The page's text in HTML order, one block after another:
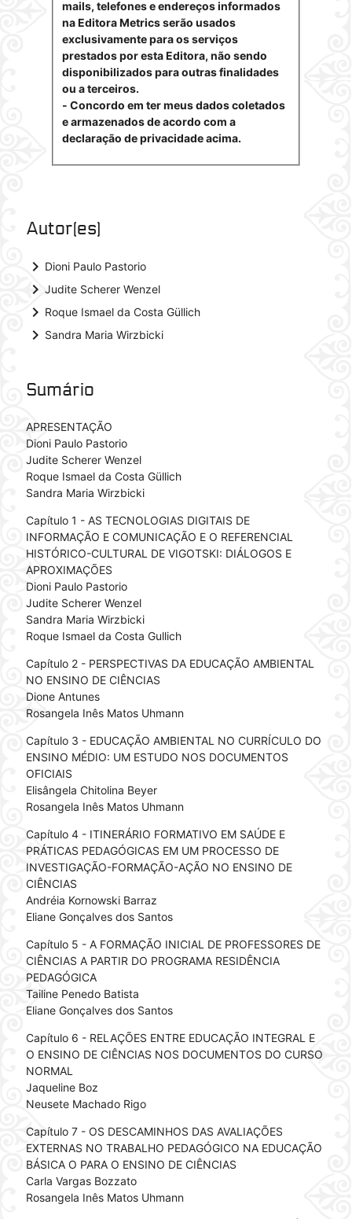
mails, telefones e endereços informados
na Editora Metrics serão usados
exclusivamente para os serviços
prestados por esta Editora, não sendo
disponibilizados para outras finalidades
ou a terceiros.
- Concordo em ter meus dados coletados
e armazenados de acordo com a
declaração de privacidade acima.
Autor(es)
keyboard_arrow_right Dioni Paulo Pastorio
keyboard_arrow_right Judite Scherer Wenzel
keyboard_arrow_right Roque Ismael da Costa Güllich
keyboard_arrow_right Sandra Maria Wirzbicki
Sumário
APRESENTAÇÃO
Dioni Paulo Pastorio
Judite Scherer Wenzel
Roque Ismael da Costa Güllich
Sandra Maria Wirzbicki
Capítulo 1 - AS TECNOLOGIAS DIGITAIS DE
INFORMAÇÃO E COMUNICAÇÃO E O REFERENCIAL
HISTÓRICO-CULTURAL DE VIGOTSKI: DIÁLOGOS E
APROXIMAÇÕES
Dioni Paulo Pastorio
Judite Scherer Wenzel
Sandra Maria Wirzbicki
Roque Ismael da Costa Gullich
Capítulo 2 - PERSPECTIVAS DA EDUCAÇÃO AMBIENTAL
NO ENSINO DE CIÊNCIAS
Dione Antunes
Rosangela Inês Matos Uhmann
Capítulo 3 - EDUCAÇÃO AMBIENTAL NO CURRÍCULO DO
ENSINO MÉDIO: UM ESTUDO NOS DOCUMENTOS
OFICIAIS
Elisângela Chitolina Beyer
Rosangela Inês Matos Uhmann
Capítulo 4 - ITINERÁRIO FORMATIVO EM SAÚDE E
PRÁTICAS PEDAGÓGICAS EM UM PROCESSO DE
INVESTIGAÇÃO-FORMAÇÃO-AÇÃO NO ENSINO DE
CIÊNCIAS
Andréia Kornowski Barraz
Eliane Gonçalves dos Santos
Capítulo 5 - A FORMAÇÃO INICIAL DE PROFESSORES DE
CIÊNCIAS A PARTIR DO PROGRAMA RESIDÊNCIA
PEDAGÓGICA
Tailine Penedo Batista
Eliane Gonçalves dos Santos
Capítulo 6 - RELAÇÕES ENTRE EDUCAÇÃO INTEGRAL E
O ENSINO DE CIÊNCIAS NOS DOCUMENTOS DO CURSO
NORMAL
Jaqueline Boz
Neusete Machado Rigo
Capítulo 7 - OS DESCAMINHOS DAS AVALIAÇÕES
EXTERNAS NO TRABALHO PEDAGÓGICO NA EDUCAÇÃO
BÁSICA O PARA O ENSINO DE CIÊNCIAS
Carla Vargas Bozzato
Rosangela Inês Matos Uhmann